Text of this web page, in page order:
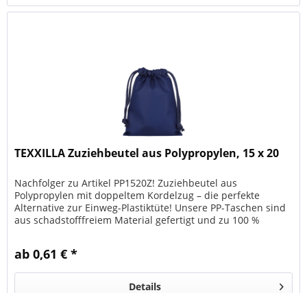
TEXXILLA Zuziehbeutel aus Polypropylen, 15 x 20
Nachfolger zu Artikel PP1520Z! Zuziehbeutel aus
Polypropylen mit doppeltem Kordelzug – die perfekte
Alternative zur Einweg-Plastiktüte! Unsere PP-Taschen sind
aus schadstofffreiem Material gefertigt und zu 100 %
ab 0,61 € *
Details